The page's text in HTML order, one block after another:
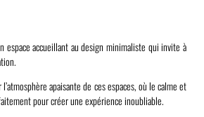
espace accueillant au design minimaliste qui invite à
apaisante de ces espaces, où le calme et
pour créer une expérience inoubliable.